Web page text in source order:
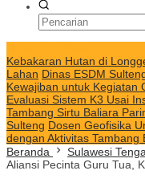
Kebakaran Hutan di
Lahan Dinas ESDM
Kewajiban untuk Kegiatan
Evaluasi Sistem K3 Usai
Tambang Sirtu Baliara
Sulteng Dosen Geofisika
dengan Aktivitas Tambang
Beranda
Sulawesi
Aliansi Pecinta Guru Tua,